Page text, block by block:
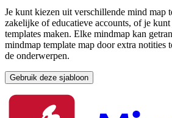
Je kunt kiezen uit verschillende mind map
zakelijke of educatieve accounts, of je
templates maken. Elke mindmap kan
mindmap template map door extra notities
de onderwerpen.
Gebruik deze sjabloon